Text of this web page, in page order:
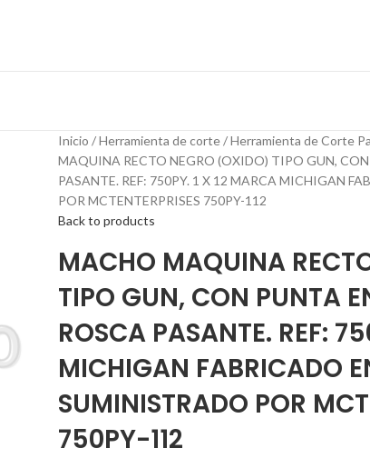
Inicio Herramienta de corte Herramienta de Corte
MAQUINA RECTO NEGRO (OXIDO) TIPO GUN, CON
PASANTE. REF: 750PY. 1 X 12 MARCA MICHIGAN
POR MCTENTERPRISES 750PY-112
Back to products
MACHO MAQUINA
TIPO GUN, CON PUNTA
ROSCA PASANTE. REF:
MICHIGAN FABRICADO
SUMINISTRADO POR
750PY-112